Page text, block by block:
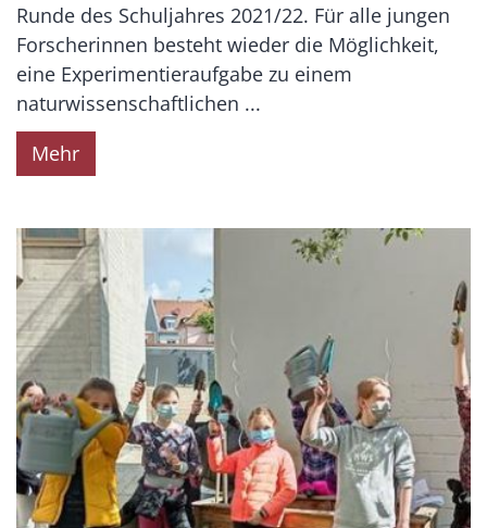
Runde des Schuljahres 2021/22. Für alle jungen
Forscherinnen besteht wieder die Möglichkeit,
eine Experimentieraufgabe zu einem
naturwissenschaftlichen ...
Mehr